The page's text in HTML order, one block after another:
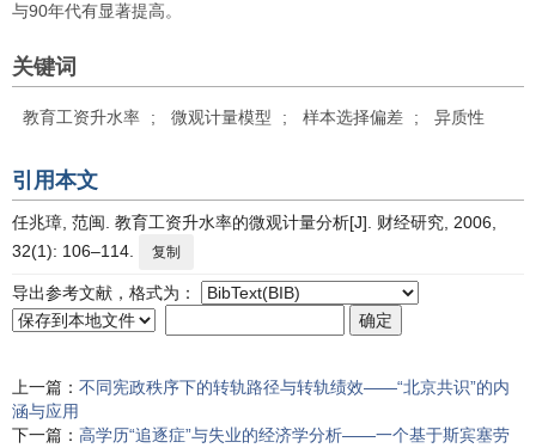
与90年代有显著提高。
关键词
教育工资升水率 ; 微观计量模型 ; 样本选择偏差 ; 异质性
引用本文
任兆璋, 范闽. 教育工资升水率的微观计量分析[J]. 财经研究, 2006,
32(1): 106–114.
复制
导出参考文献，格式为：
上一篇： 不同宪政秩序下的转轨路径与转轨绩效——“北京共识”的内
涵与应用
下一篇： 高学历“追逐症”与失业的经济学分析——一个基于斯宾塞劳